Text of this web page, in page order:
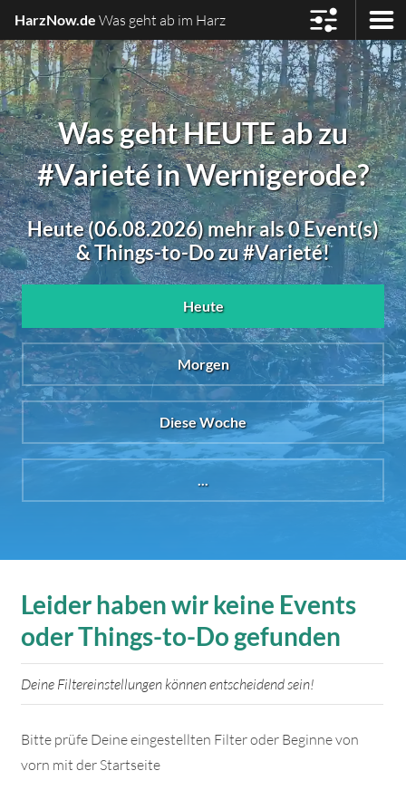
HarzNow.de Was geht ab im Harz
Was geht HEUTE ab zu
#Varieté in Wernigerode?
Heute (06.08.2026) mehr als 0 Event(s)
& Things-to-Do zu #Varieté!
Heute
Morgen
Diese Woche
Leider haben wir keine Events
oder Things-to-Do gefunden
Deine Filtereinstellungen können entscheidend sein!
Bitte prüfe Deine eingestellten Filter oder Beginne von
vorn mit der Startseite